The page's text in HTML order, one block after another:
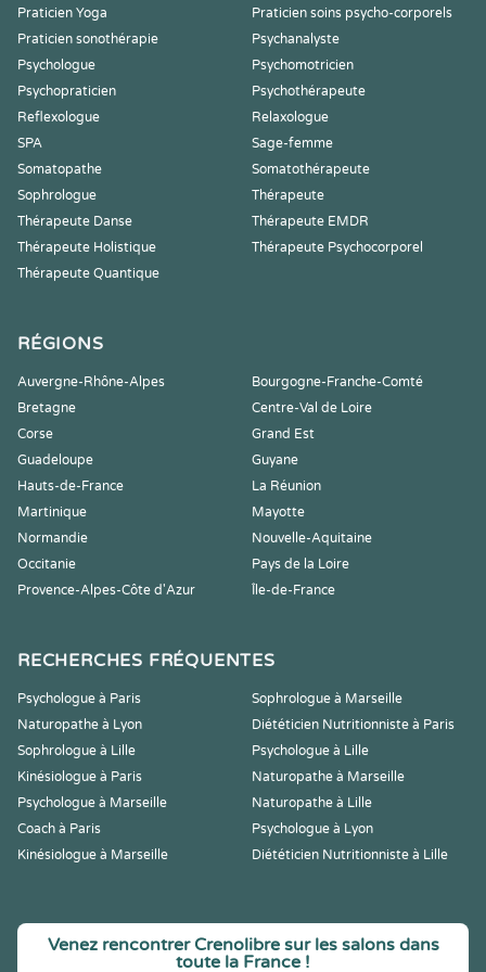
Praticien Yoga
Praticien soins psycho-corporels
Praticien sonothérapie
Psychanalyste
Psychologue
Psychomotricien
Psychopraticien
Psychothérapeute
Reflexologue
Relaxologue
SPA
Sage-femme
Somatopathe
Somatothérapeute
Sophrologue
Thérapeute
Thérapeute Danse
Thérapeute EMDR
Thérapeute Holistique
Thérapeute Psychocorporel
Thérapeute Quantique
RÉGIONS
Auvergne-Rhône-Alpes
Bourgogne-Franche-Comté
Bretagne
Centre-Val de Loire
Corse
Grand Est
Guadeloupe
Guyane
Hauts-de-France
La Réunion
Martinique
Mayotte
Normandie
Nouvelle-Aquitaine
Occitanie
Pays de la Loire
Provence-Alpes-Côte d'Azur
Île-de-France
RECHERCHES FRÉQUENTES
Psychologue à Paris
Sophrologue à Marseille
Naturopathe à Lyon
Diététicien Nutritionniste à Paris
Sophrologue à Lille
Psychologue à Lille
Kinésiologue à Paris
Naturopathe à Marseille
Psychologue à Marseille
Naturopathe à Lille
Coach à Paris
Psychologue à Lyon
Kinésiologue à Marseille
Diététicien Nutritionniste à Lille
Venez rencontrer Crenolibre sur les salons dans
toute la France !